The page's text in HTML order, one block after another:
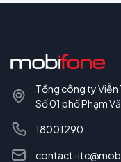
Tổng công ty
Số 01 phố Phạm
18001290
contact-